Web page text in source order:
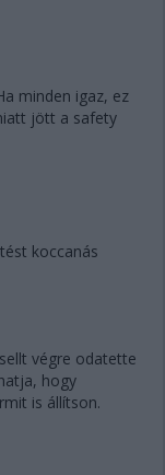
minden igaz, ez
jött a safety
koccanás
végre odatette
hogy
is állítson.